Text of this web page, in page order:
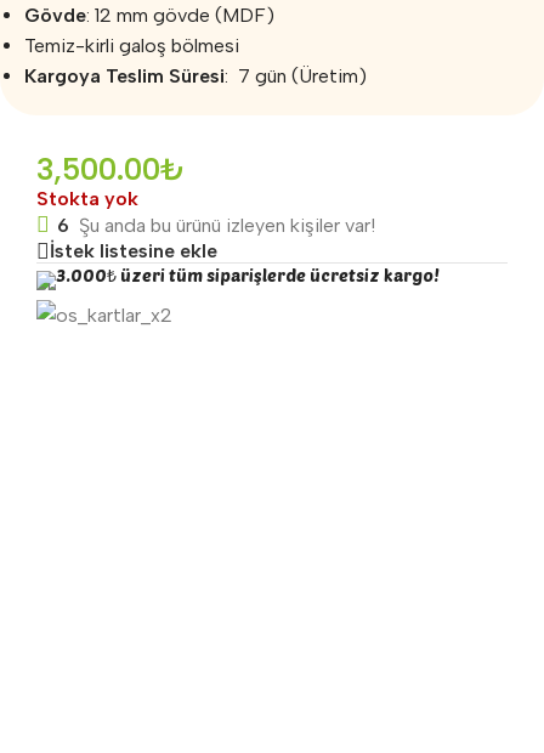
Gövde: 12 mm gövde (MDF)
Temiz-kirli galoş bölmesi
Kargoya Teslim Süresi: 7 gün (Üretim)
3,500.00₺
Stokta yok
6 Şu anda bu ürünü izleyen kişiler var!
İstek listesine ekle
3.000₺ üzeri tüm siparişlerde ücretsiz kargo!